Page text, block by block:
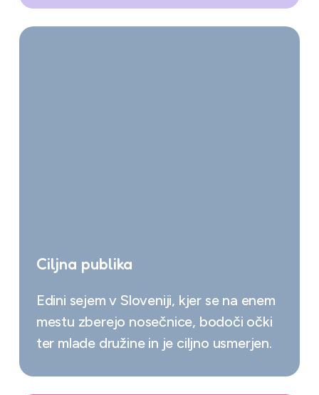
Ciljna publika
Edini sejem v Sloveniji, kjer se na enem
mestu zberejo nosečnice, bodoči očki
ter mlade družine in je ciljno usmerjen.